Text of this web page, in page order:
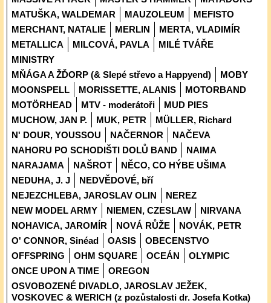
MATUŠKA, WALDEMAR
MAUZOLEUM
MEFISTO
MERCHANT, NATALIE
MERLIN
MERTA, VLADIMÍR
METALLICA
MILCOVÁ, PAVLA
MILÉ TVÁŘE
MINISTRY
MŇÁGA A ŽĎORP (& Slepé střevo a Happyend)
MOBY
MOONSPELL
MORISSETTE, ALANIS
MOTORBAND
MOTÖRHEAD
MTV - moderátoři
MUD PIES
MUCHOW, JAN P.
MUK, PETR
MÜLLER, Richard
N' DOUR, YOUSSOU
NAČERNOR
NAČEVA
NAHORU PO SCHODIŠTI DOLŮ BAND
NAIMA
NARAJAMA
NAŠROT
NĚCO, CO HÝBE UŠIMA
NEDUHA, J. J
NEDVĚDOVÉ, bří
NEJEZCHLEBA, JAROSLAV OLIN
NEREZ
NEW MODEL ARMY
NIEMEN, CZESLAW
NIRVANA
NOHAVICA, JAROMÍR
NOVÁ RŮŽE
NOVÁK, PETR
O' CONNOR, Sinéad
OASIS
OBECENSTVO
OFFSPRING
OHM SQUARE OCEÁN
OLYMPIC
ONCE UPON A TIME
OREGON
OSVOBOZENÉ DIVADLO, JAROSLAV JEŽEK,
VOSKOVEC & WERICH (z pozůstalosti dr. Josefa Kotka)